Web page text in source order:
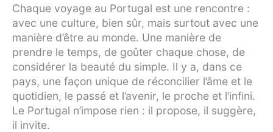
Chaque voyage au Portugal est une rencontre :
avec une culture, bien sûr, mais surtout avec une
manière d’être au monde. Une manière de
prendre le temps, de goûter chaque chose, de
considérer la beauté du simple. Il y a, dans ce
pays, une façon unique de réconcilier l’âme et le
quotidien, le passé et l’avenir, le proche et l’infini.
Le Portugal n’impose rien : il propose, il suggère,
il invite.